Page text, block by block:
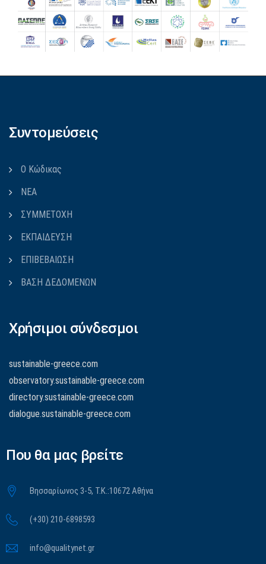
Συντομεύσεις
Ο Κώδικας
ΝΕΑ
ΣΥΜΜΕΤΟΧΗ
ΕΚΠΑΙΔΕΥΣΗ
ΕΠΙΒΕΒΑΙΩΣΗ
ΒΑΣΗ ΔΕΔΟΜΕΝΩΝ
Χρήσιμοι σύνδεσμοι
sustainable-greece.com
observatory.sustainable-greece.com
directory.sustainable-greece.com
dialogue.sustainable-greece.com
Που θα μας βρείτε
Βησσαρίωνος 3-5, Τ.Κ.:10672 Αθήνα
(+30) 210-6898593
info@qualitynet.gr